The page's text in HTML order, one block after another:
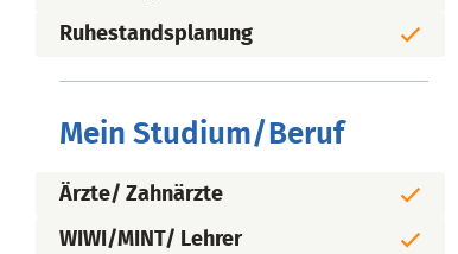
Ruhestandsplanung
Mein Studium/Beruf
Ärzte/ Zahnärzte
WIWI/MINT/ Lehrer